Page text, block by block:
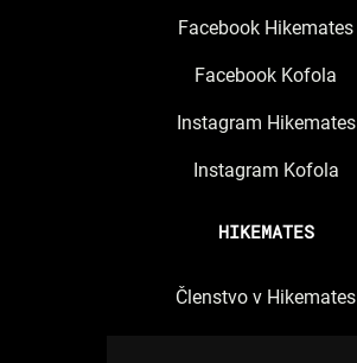
Facebook Hikemates
Facebook Kofola
Instagram Hikemates
Instagram Kofola
HIKEMATES
Členstvo v Hikemates